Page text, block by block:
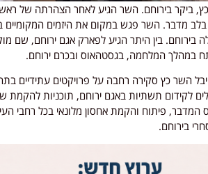
ביקר בירוחם. השר הגיע לאחר הצהרתה של
בלב מדבר. השר פגש במקום את היזמים המקומיים
בירוחם. בין היתר הגיע לפארק אגם ירוחם, שם
במהלך המלחמה, בגסטהאוס ובכרם ירוחם.
השר כץ סקירה רחבה על פרויקטים עתידיים
שקלים לקידום תשתיות באגם ירוחם, תוכניות
המדבר, פיתוח והקמת אחסון מלונאי בכל רחבי
בירוחם.